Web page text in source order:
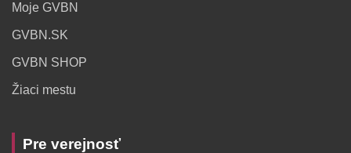
Moje GVBN
GVBN.SK
GVBN SHOP
Žiaci mestu
Pre verejnosť